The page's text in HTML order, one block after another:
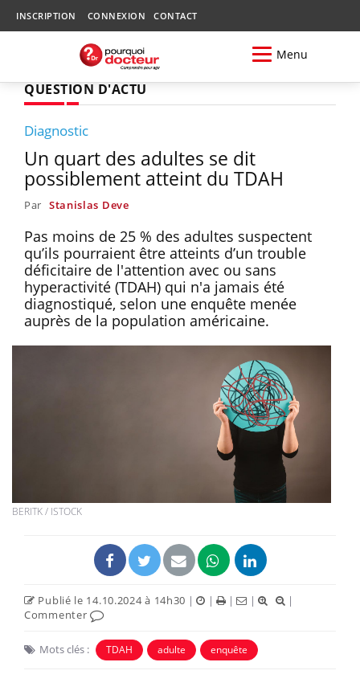
INSCRIPTION CONNEXION CONTACT
Menu
QUESTION D'ACTU
Diagnostic
Un quart des adultes se dit
possiblement atteint du TDAH
Par Stanislas Deve
Pas moins de 25 % des adultes suspectent
qu’ils pourraient être atteints d’un trouble
déficitaire de l'attention avec ou sans
hyperactivité (TDAH) qui n'a jamais été
diagnostiqué, selon une enquête menée
auprès de la population américaine.
BERITK / ISTOCK
Publié le 14.10.2024 à 14h30 | | | |
|
Commenter
Mots clés : TDAH adulte enquête